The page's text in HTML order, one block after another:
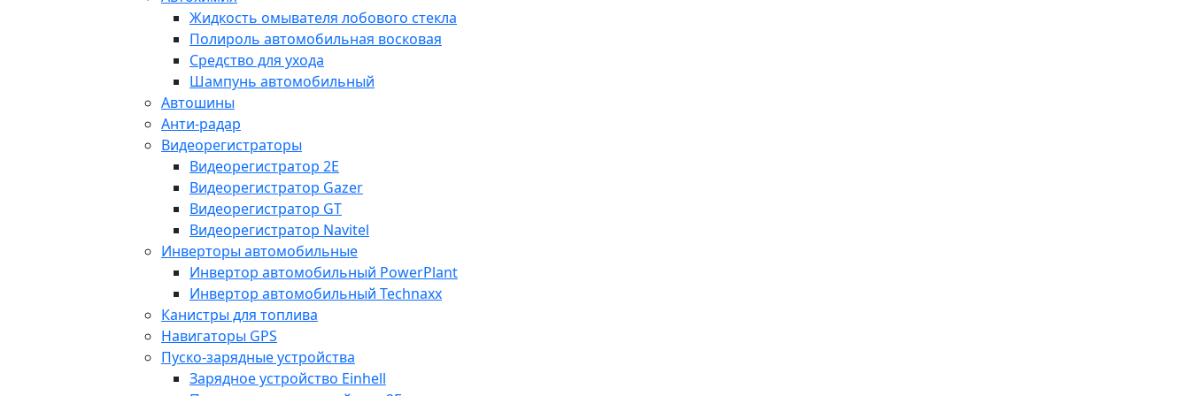
Жидкость омывателя лобового стекла
Полироль автомобильная восковая
Средство для ухода
Шампунь автомобильный
Автошины
Анти-радар
Видеорегистраторы
Видеорегистратор 2E
Видеорегистратор Gazer
Видеорегистратор GT
Видеорегистратор Navitel
Инверторы автомобильные
Инвертор автомобильный PowerPlant
Инвертор автомобильный Technaxx
Канистры для топлива
Навигаторы GPS
Пуско-зарядные устройства
Зарядное устройство Einhell